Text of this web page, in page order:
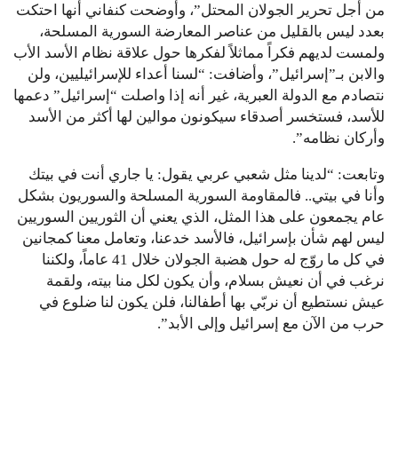
من أجل تحرير الجولان المحتل”، وأوضحت كنفاني أنها احتكت
بعدد ليس بالقليل من عناصر المعارضة السورية المسلحة،
ولمست لديهم فكراً مماثلاً لفكرها حول علاقة نظام الأسد الأب
والابن بـ”إسرائيل”، وأضافت: “لسنا أعداء للإسرائيليين، ولن
نتصادم مع الدولة العبرية، غير أنه إذا واصلت “إسرائيل” دعمها
للأسد، فستخسر أصدقاء سيكونون موالين لها أكثر من الأسد
وأركان نظامه”.
وتابعت: “لدينا مثل شعبي عربي يقول: يا جاري أنت في بيتك
وأنا في بيتي.. فالمقاومة السورية المسلحة والسوريون بشكل
عام يجمعون على هذا المثل، الذي يعني أن الثوريين السوريين
ليس لهم شأن بإسرائيل، فالأسد خدعنا، وتعامل معنا كمجانين
في كل ما روّج له حول هضبة الجولان خلال 41 عاماً، ولكننا
نرغب في أن نعيش بسلام، وأن يكون لكل منا بيته، ولقمة
عيش نستطيع أن نربّي بها أطفالنا، فلن يكون لنا ضلوع في
حرب من الآن مع إسرائيل وإلى الأبد”.